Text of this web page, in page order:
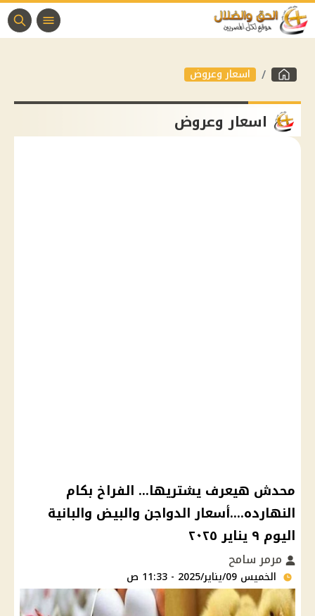
اسعار وعروض
اسعار وعروض
محدش هيعرف يشتريها... الفراخ بكام
النهارده....أسعار الدواجن والبيض والبانية
اليوم ٩ يناير ٢٠٢٥
مرمر سامح
الخميس 09/يناير/2025 - 11:33 ص